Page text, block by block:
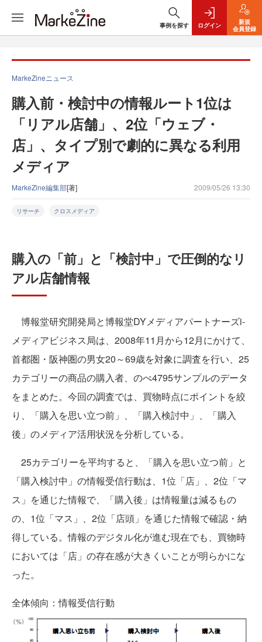
事例を探す ログイン
新規
会員登録
MarkeZineニュース
購入前・検討中の情報ルート1位は
「リアル店舗」、2位「ウェブ・
店」、タイプ別で劇的に異なる利用
メディア
MarkeZine編集部[著] 2009/05/26 13:30
リサーチ クロスメディア
購入の「前」と「検討中」で圧倒的なリ
アル店舗情報
博報堂研究開発局と博報堂DYメディアパートナーズi-
メディアビジネス局は、2008年11月から12月にかけて、
首都圏・阪神圏の男女20～69歳を対象に調査を行い、25
カテゴリーの商品の購入者、のべ4795サンプルのデータ
をまとめた。今回の調査では、買物時点にポイントを絞
り、「購入を思い立つ前」、「購入検討中」、「購入
後」のメディア活用状況を分析している。
25カテゴリーを平均すると、「購入を思い立つ前」と
「購入検討中」の情報受信行動は、1位「店」、2位「マ
ス」を通じた情報で、「購入後」は情報量は減るもの
の、1位「マス」、2位「店頭」を通じた情報で確認・納
得している。情報のデジタル化が進む現在でも、買物時
においては「店」の存在感が大きくいことが明らかにな
った。
全体傾向：情報受信行動